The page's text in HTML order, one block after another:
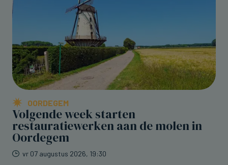
OORDEGEM
Volgende week starten
restauratiewerken aan de molen in
Oordegem
vr 07 augustus 2026, 19:30